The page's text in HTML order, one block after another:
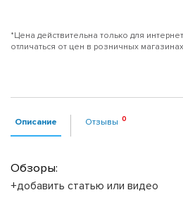
*Цена действительна только для
отличаться от цен в розничных магазинах
Описание Отзывы
Обзоры:
+добавить статью или видео